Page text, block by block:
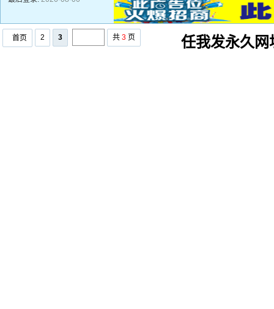
首页 2 3 共 3 页 任我发永久网